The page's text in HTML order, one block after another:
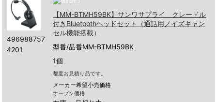
496988757
4201
【MM-BTMH59BK】サンワサプライ クレードル
付きBluetoothヘッドセット（通話用ノイズキャン
セル機能搭載）
型番/品番MM-BTMH59BK
1個
都度お見積り品です。
メーカー希望小売価格
オープン価格